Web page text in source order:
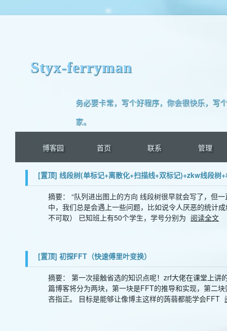
Styx-ferryman
务必要卡常，写个好程序，你会很快乐，写
家。
博客园 首页 联系 管理
[置顶] 线段树(单标记+离散化+扫描线+双标记)+zkw线段树
摘要： “队列进出图上的方向 线段树很早就会写了，但
中，我们总是会遇上一些问题，比如说令人厌恶的统计
不可取） 已知班上有50个学生，学号分别为 阅读全文
[置顶] 初探FFT（快速傅里叶变换）
摘要： 第一次接触省选的知识点呢！zrf大佬在课堂上
篇博客将分为两块，第一块是FFT的推导和实现，第二
吝指正。 目标是能够让像博主这样的蒟蒻都能学会FFT